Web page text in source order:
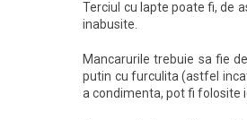
Terciul cu lapte poate fi, de
inabusite.
Mancarurile trebuie sa fie
putin cu furculita (astfel
a condimenta, pot fi folosite